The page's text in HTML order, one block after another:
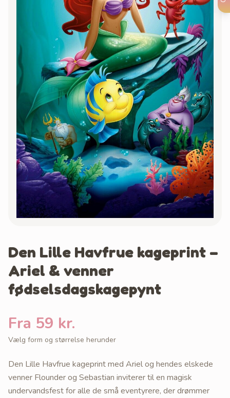
Den Lille Havfrue kageprint –
Ariel & venner
fødselsdagskagepynt
Fra 59 kr.
Vælg form og størrelse herunder
Den Lille Havfrue kageprint med Ariel og hendes elskede
venner Flounder og Sebastian inviterer til en magisk
undervandsfest for alle de små eventyrere, der drømmer